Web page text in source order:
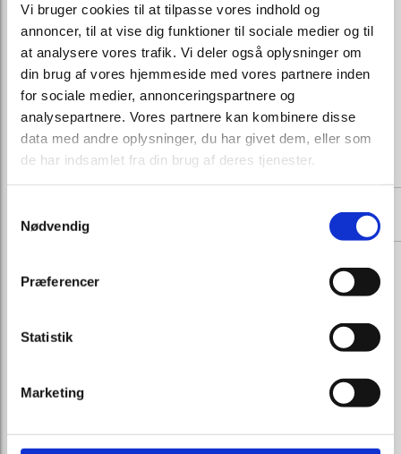
Vi bruger cookies til at tilpasse vores indhold og
annoncer, til at vise dig funktioner til sociale medier og til
at analysere vores trafik. Vi deler også oplysninger om
din brug af vores hjemmeside med vores partnere inden
for sociale medier, annonceringspartnere og
analysepartnere. Vores partnere kan kombinere disse
data med andre oplysninger, du har givet dem, eller som
de har indsamlet fra din brug af deres tjenester.
Nødvendig
Præferencer
Statistik
Marketing